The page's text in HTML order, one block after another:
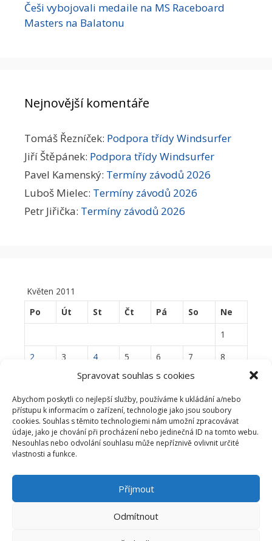
Spravovat souhlas s cookies
Abychom poskytli co nejlepší služby, používáme k ukládání a/nebo
přístupu k informacím o zařízení, technologie jako jsou soubory
cookies. Souhlas s těmito technologiemi nám umožní zpracovávat
údaje, jako je chování při procházení nebo jedinečná ID na tomto webu.
Nesouhlas nebo odvolání souhlasu může nepříznivě ovlivnit určité
vlastnosti a funkce.
Příjmout
Odmítnout
Češi vybojovali medaile na MS Raceboard
Masters na Balatonu
Nejnovější komentáře
Tomáš Řezníček: Podpora třídy Windsurfer
Jiří Štěpánek: Podpora třídy Windsurfer
Pavel Kamenský: Termíny závodů 2026
Luboš Mielec: Termíny závodů 2026
Petr Jiřička: Termíny závodů 2026
Květen 2011
Po
Út St Čt Pá So
Ne
1
2
3 4 5 6 7
8
11 12 13 14
16
17 18 19 20 21
22
23
24 25 26 27 28
29
30
31
« Dub Čvn »